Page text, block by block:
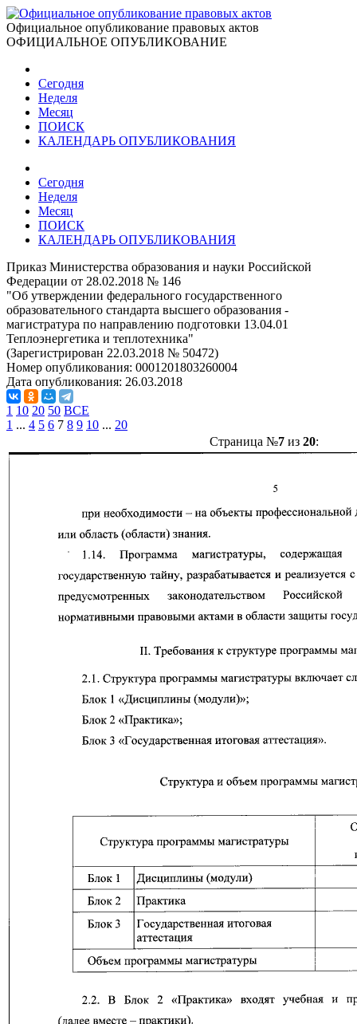
Официальное опубликование правовых актов
ОФИЦИАЛЬНОЕ ОПУБЛИКОВАНИЕ
Сегодня
Неделя
Месяц
ПОИСК
КАЛЕНДАРЬ ОПУБЛИКОВАНИЯ
Сегодня
Неделя
Месяц
ПОИСК
КАЛЕНДАРЬ ОПУБЛИКОВАНИЯ
Приказ Министерства образования и науки Российской
Федерации от 28.02.2018 № 146
"Об утверждении федерального государственного
образовательного стандарта высшего образования -
магистратура по направлению подготовки 13.04.01
Теплоэнергетика и теплотехника"
(Зарегистрирован 22.03.2018 № 50472)
Номер опубликования: 0001201803260004
Дата опубликования: 26.03.2018
1 10 20 50 ВСЕ
1 ... 4 5 6 7 8 9 10 ... 20
Страница №7из 20: